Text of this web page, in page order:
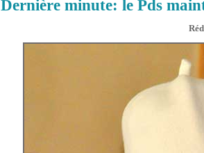
Dernière minute: le Pds